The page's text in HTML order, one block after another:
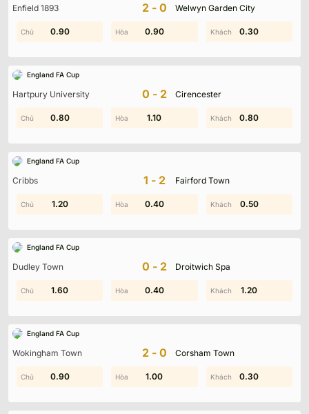
Enfield 1893 2-0 Welwyn Garden City
1.60 1.90 1.20
0.90 0.90 0.30
England FA Cup
Hartpury University 0-2 Cirencester
0.40 0.30 1.30
0.80 1.10 0.80
England FA Cup
Cribbs 1-2 Fairford Town
1.60 1.10 0.40
1.20 0.40 0.50
England FA Cup
Dudley Town 0-2 Droitwich Spa
1.50 0.30 1.20
1.60 0.40 1.20
England FA Cup
Wokingham Town 2-0 Corsham Town
1.60 0.60 1.30
0.90 1.00 0.30